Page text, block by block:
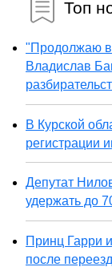
Топ
"Продолжаю
Владислав
В Курской
регистрации
Депутат
удержать до
Принц Гарри
после